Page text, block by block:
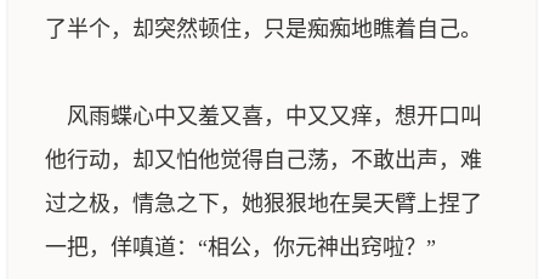
了半个，却突然顿住，只是痴痴地瞧着自己。
风雨蝶心中又羞又喜，中又又痒，想开口叫
他行动，却又怕他觉得自己荡，不敢出声，难
过之极，情急之下，她狠狠地在昊天臂上捏了
一把，佯嗔道：“相公，你元神出窍啦？”